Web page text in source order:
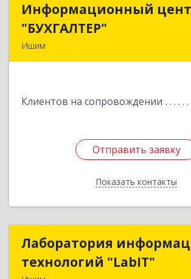
Информационный
"БУХГАЛТЕР"
Ишим
Клиентов на сопровождении
Отправить заявку
Показать контакты
Отправить заявку
Назад
Лаборатория
технологий "LabIT"
Лаборатория